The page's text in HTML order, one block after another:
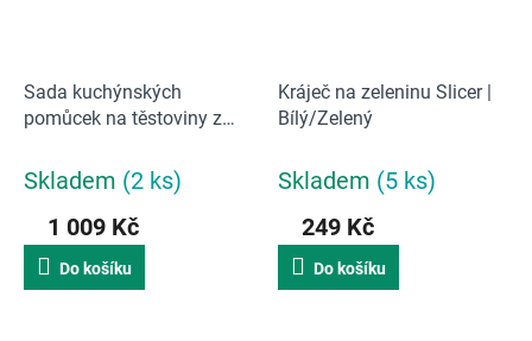
Sada kuchýnských
pomůcek na těstoviny z
House | stříbrná / hnědá
Skladem (2 ks)
1 009 Kč
Do košíku
Kráječ na zeleninu Slicer |
Bílý/Zelený
Skladem (5 ks)
249 Kč
Do košíku